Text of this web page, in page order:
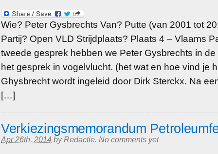
Wie? Peter Gysbrechts Van? Putte (van 2001 tot
Partij? Open VLD Strijdplaats? Plaats 4 – Vlaams
tweede gesprek hebben we Peter Gysbrechts in
het gesprek in vogelvlucht. (het wat en hoe vind je
Ghysbrecht wordt ingeleid door Dirk Sterckx. Na
[…]
Verkiezingsmemorandum
Apr 26th, 2014 byRedactie. No comments yet